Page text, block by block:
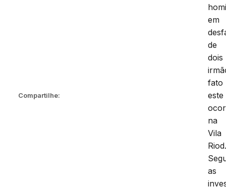
Compartilhe:
em
de
dois
fato
este
na
Vila
as